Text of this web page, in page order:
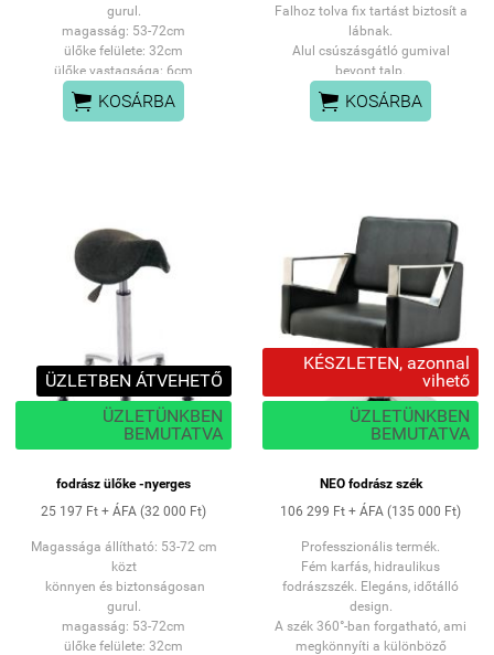
gurul.
magasság: 53-72cm
ülőke felülete: 32cm
ülőke vastagsága: 6cm
MAX terhelhetőség 150kg
SZEMÉLYES ÁTVÉTEL:
 KOSÁRBA
Falhoz tolva fix tartást biztosít a
lábnak.
Alul csúszásgátló gumival
bevont talp.
Talp Szélesség: 20,5cm
Talp Magasság: 1cm
 KOSÁRBA
ÜZLETBEN ÁTVEHETŐ
ÜZLETÜNKBEN
BEMUTATVA
fodrász ülőke -nyerges
25 197 Ft + ÁFA (32 000 Ft)
Magassága állítható: 53-72 cm
közt
könnyen és biztonságosan
gurul.
magasság: 53-72cm
ülőke felülete: 32cm
KÉSZLETEN, azonnal
vihető
ÜZLETÜNKBEN
BEMUTATVA
NEO fodrász szék
106 299 Ft + ÁFA (135 000 Ft)
Professzionális termék.
Fém karfás, hidraulikus
fodrászszék. Elegáns, időtálló
design.
A szék 360°-ban forgatható, ami
megkönnyíti a különböző